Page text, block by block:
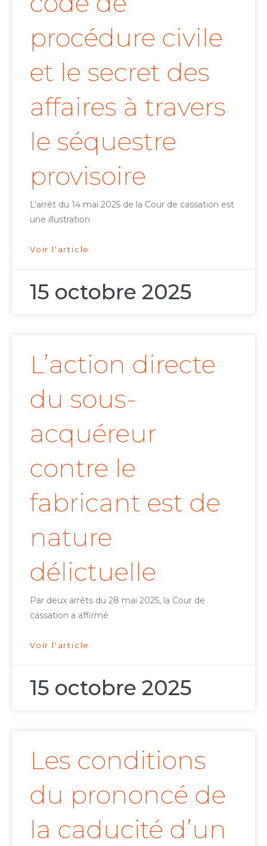
procédure civile
et le secret des
affaires à travers
le séquestre
provisoire
L’arrêt du 14 mai 2025 de la Cour de cassation est
une illustration
Voir l'article
15 octobre 2025
L’action directe
du sous-
acquéreur
contre le
fabricant est de
nature
délictuelle
Par deux arrêts du 28 mai 2025, la Cour de
cassation a affirmé
Voir l'article
15 octobre 2025
Les conditions
du prononcé de
la caducité d’un